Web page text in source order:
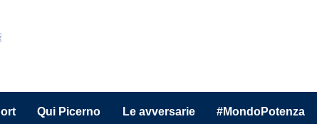
Qui Picerno Le avversarie #MondoPotenza